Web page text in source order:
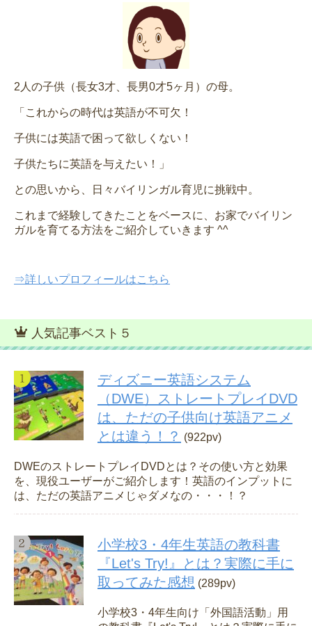
2人の子供（長女3才、長男0才5ヶ月）の母。
「これからの時代は英語が不可欠！
子供には英語で困って欲しくない！
子供たちに英語を与えたい！」
との思いから、日々バイリンガル育児に挑戦中。
これまで経験してきたことをベースに、お家でバイリン
ガルを育てる方法をご紹介していきます ^^
⇒詳しいプロフィールはこちら
人気記事ベスト５
ディズニー英語システム
（DWE）ストレートプレイDVD
は、ただの子供向け英語アニメ
とは違う！？ (922pv)
DWEのストレートプレイDVDとは？その使い方と効果
を、現役ユーザーがご紹介します！英語のインプットに
は、ただの英語アニメじゃダメなの・・・！？
小学校3・4年生英語の教科書
『Let's Try!』とは？実際に手に
取ってみた感想 (289pv)
小学校3・4年生向け「外国語活動」用